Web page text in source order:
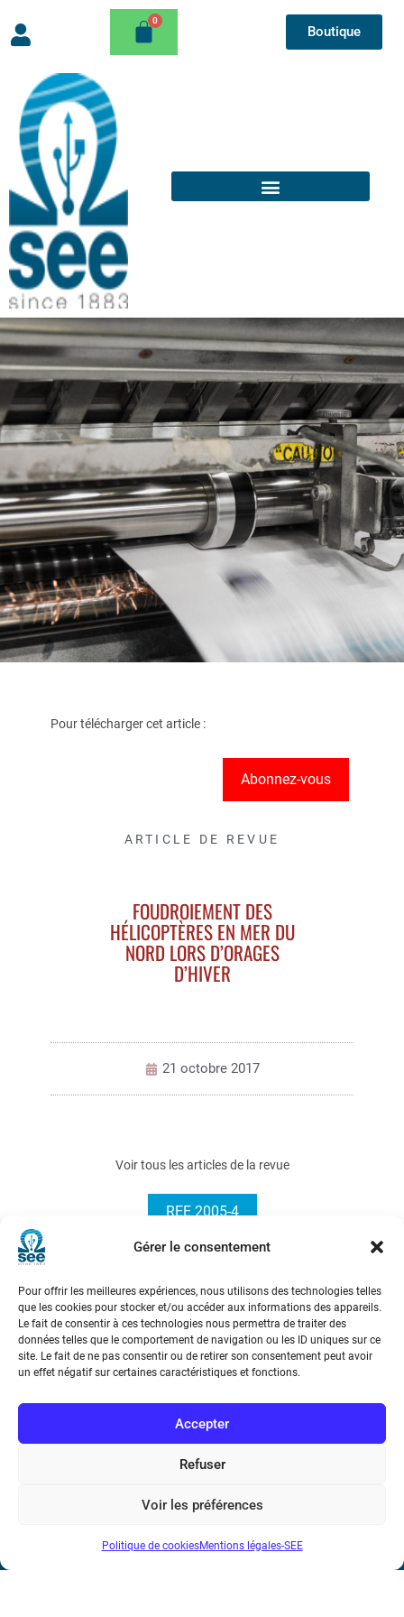
Gérer le consentement
Pour offrir les meilleures expériences, nous utilisons des technologies telles
que les cookies pour stocker et/ou accéder aux informations des appareils.
Le fait de consentir à ces technologies nous permettra de traiter des
données telles que le comportement de navigation ou les ID uniques sur ce
site. Le fait de ne pas consentir ou de retirer son consentement peut avoir
un effet négatif sur certaines caractéristiques et fonctions.
Accepter
Refuser
Voir les préférences
Politique de cookiesMentions légales-SEE
Boutique
Pour télécharger cet article :
Abonnez-vous
ARTICLE DE REVUE
FOUDROIEMENT DES
HÉLICOPTÈRES EN MER DU
NORD LORS D’ORAGES
D’HIVER
21 octobre 2017
Voir tous les articles de la revue
REE 2005-4
Société de l’Electricité, de l’Electronique et des Technologies
75116 Paris
Téléphone : (+33) 1 56 90 37 17
N° de SIREN : 785 393 232, Code APE : 9412Z TVA intra-